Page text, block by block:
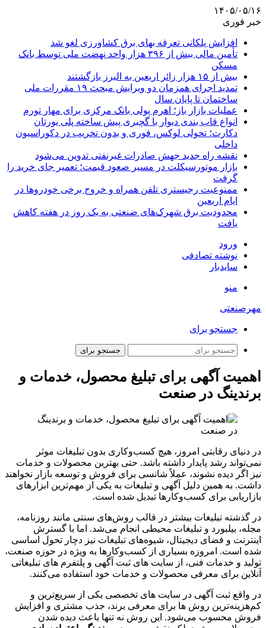
۱۴۰۵/۰۵/۱۶
خبر فوری
افزایش پلکانی تعرفه بهای برق کشاورزی لغو شد
تأمین مالی بیش از ۳۹۶ هزار واحد نهضت ملی توسط بانک
مسکن
بیش از ۱۵ هزار زائر اربعین به البرز بازگشتند
تمدید اجرای همزمان دو ویرایش مبحث ۱۹ مقررات ملی
ساختمان تا پایان سال
عملیات بازار باز؛ اهرم پولی بانک مرکزی برای مهار تورم
انواع قاب بندی دیوار با گچبری پیش ساخته پلی یورتان
دکارت؛ تحولی لوکس، فوری و بدون تخریب در دکوراسیون
داخلی
نقشه راه جدید جهش صادرات غیرنفتی تدوین می‌شود
بازار موتورسیکلت در مسیر صعود قیمت؛ تعمیر جای خرید را
گرفت
ممنوعیت رجیستری تلفن همراه و خروج برخی خودروها در
ایام اربعین
محدودیت برق شهرک‌های صنعتی به یک روز در هفته کاهش
یافت
ورود
نوشته تصادفی
سایدبار
منو
مهرصنعتی
جستجو برای
جستجو برای
اهمیت آگهی برای تبلیغ محصول، خدمات و
برندینگ در صنعت
در دنیای رقابتی امروز، هیچ کسب‌وکاری بدون تبلیغات موثر
نمی‌تواند رشد پایدار داشته باشد. حتی بهترین محصولات و خدمات
نیز اگر دیده نشوند، عملاً شانسی برای فروش و توسعه بازار نخواهند
داشت. به همین دلیل آگهی و تبلیغات به یکی از مهم‌ترین ابزارهای
بازاریابی برای کسب‌وکارها تبدیل شده است.
در گذشته تبلیغات بیشتر در قالب روش‌های سنتی مانند روزنامه،
مجله، بیلبورد و تبلیغات محیطی انجام می‌شد. اما با گسترش
اینترنت و فضای دیجیتال، شیوه‌های تبلیغات نیز دچار تحول اساسی
شده است. امروزه بسیاری از کسب‌وکارها به ویژه در حوزه صنعت،
تولید و خدمات فنی، از سایت های ثبت آگهی و پلتفرم های تبلیغاتی
آنلاین برای معرفی محصولات و خدمات خود استفاده می‌کنند.
در واقع ثبت آگهی در سایت های تخصصی یکی از سریع‌ترین و
کم‌هزینه‌ترین روش ها برای معرفی برند، جذب مشتری و افزایش
فروش محسوب می‌شود. این روش نه تنها باعث دیده شدن